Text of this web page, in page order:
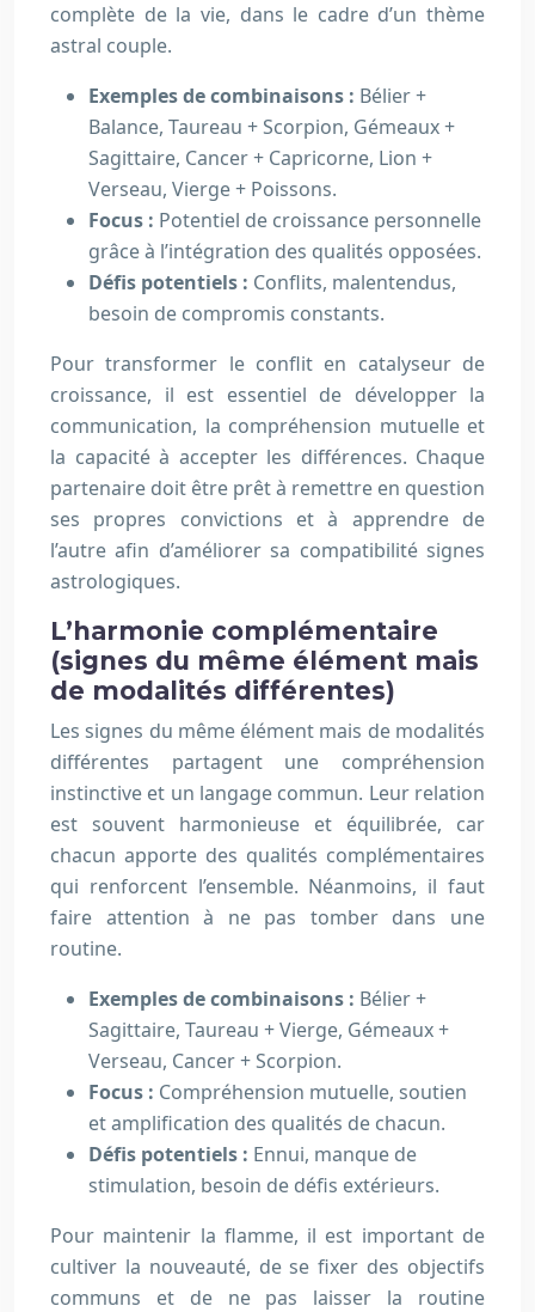
complète de la vie, dans le cadre d’un thème
astral couple.
Exemples de combinaisons : Bélier +
Balance, Taureau + Scorpion, Gémeaux +
Sagittaire, Cancer + Capricorne, Lion +
Verseau, Vierge + Poissons.
Focus : Potentiel de croissance personnelle
grâce à l’intégration des qualités opposées.
Défis potentiels : Conflits, malentendus,
besoin de compromis constants.
Pour transformer le conflit en catalyseur de
croissance, il est essentiel de développer la
communication, la compréhension mutuelle et
la capacité à accepter les différences. Chaque
partenaire doit être prêt à remettre en question
ses propres convictions et à apprendre de
l’autre afin d’améliorer sa compatibilité signes
astrologiques.
L’harmonie complémentaire
(signes du même élément mais
de modalités différentes)
Les signes du même élément mais de modalités
différentes partagent une compréhension
instinctive et un langage commun. Leur relation
est souvent harmonieuse et équilibrée, car
chacun apporte des qualités complémentaires
qui renforcent l’ensemble. Néanmoins, il faut
faire attention à ne pas tomber dans une
routine.
Exemples de combinaisons : Bélier +
Sagittaire, Taureau + Vierge, Gémeaux +
Verseau, Cancer + Scorpion.
Focus : Compréhension mutuelle, soutien
et amplification des qualités de chacun.
Défis potentiels : Ennui, manque de
stimulation, besoin de défis extérieurs.
Pour maintenir la flamme, il est important de
cultiver la nouveauté, de se fixer des objectifs
communs et de ne pas laisser la routine